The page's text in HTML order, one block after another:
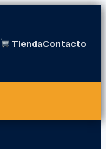
TiendaContacto